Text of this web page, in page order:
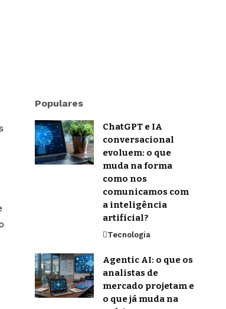
Populares
ChatGPT e IA
conversacional
evoluem: o que
muda na forma
como nos
comunicamos com
a inteligência
artificial?
Tecnologia
Agentic AI: o que os
analistas de
mercado projetam e
o que já muda na